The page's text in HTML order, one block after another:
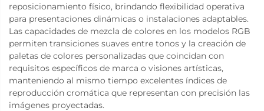
reposicionamiento físico, brindando flexibilidad operativa
para presentaciones dinámicas o instalaciones adaptables.
Las capacidades de mezcla de colores en los modelos RGB
permiten transiciones suaves entre tonos y la creación de
paletas de colores personalizadas que coincidan con
requisitos específicos de marca o visiones artísticas,
manteniendo al mismo tiempo excelentes índices de
reproducción cromática que representan con precisión las
imágenes proyectadas.